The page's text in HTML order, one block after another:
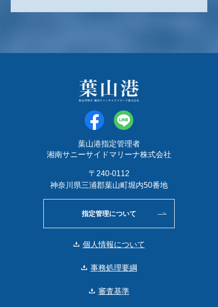
葉山港指定管理者
湘南サニーサイドマリーナ株式会社
〒240-0112
神奈川県三浦郡葉山町堀内50番地
指定管理について
個人情報について
事務処理要綱
審査基準